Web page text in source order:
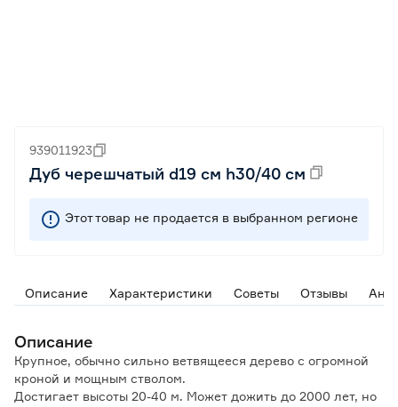
939011923
Дуб черешчатый d19 см h30/40 см
Этот товар не продается в выбранном регионе
Описание Характеристики Советы Отзывы
Описание
Крупное, обычно сильно ветвящееся дерево с огромной
кроной и мощным стволом.
Достигает высоты 20-40 м. Может дожить до 2000 лет, но